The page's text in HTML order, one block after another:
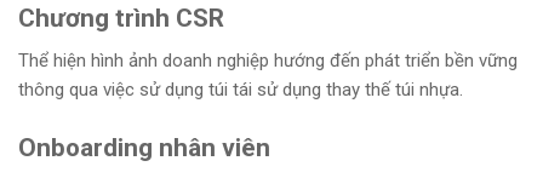
Chương trình CSR
Thể hiện hình ảnh doanh nghiệp hướng đến phát triển bền vững
thông qua việc sử dụng túi tái sử dụng thay thế túi nhựa.
Onboarding nhân viên